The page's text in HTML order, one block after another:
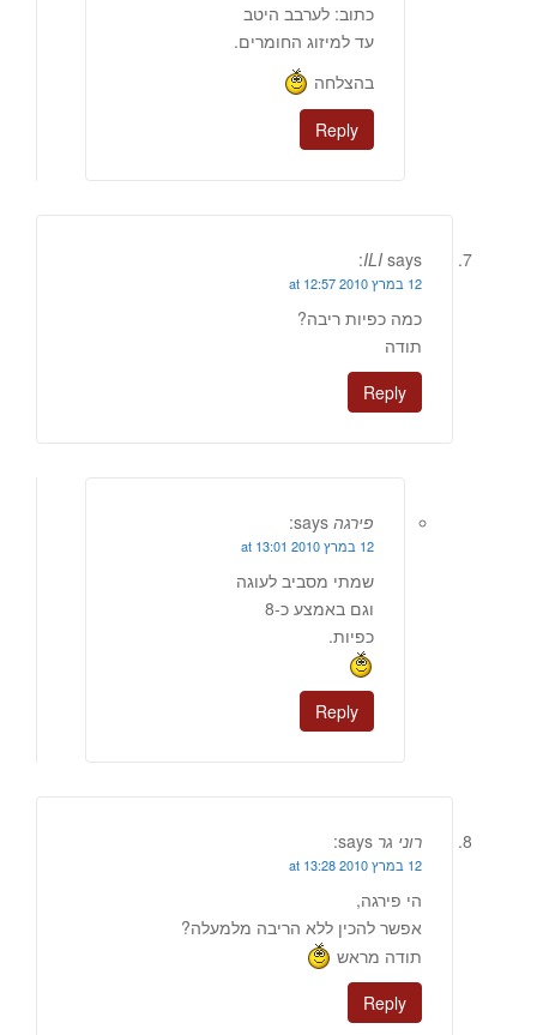
כתוב: לערבב היטב
עד למיזוג החומרים.
בהצלחה
Reply
ILI says:
12 במרץ 2010 at 12:57
כמה כפיות ריבה?
תודה
Reply
פירגה says:
12 במרץ 2010 at 13:01
שמתי מסביב לעוגה
וגם באמצע כ-8
כפיות.
Reply
רוני גר says:
12 במרץ 2010 at 13:28
הי פירגה,
אפשר להכין ללא הריבה מלמעלה?
תודה מראש
Reply